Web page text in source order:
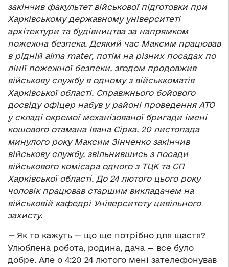
закінчив факультет військової підготовки при
Харківському державному університеті
архітектури та будівництва за напрямком
пожежна безпека. Деякий час Максим працював
в рідній alma mater, потім на різних посадах по
лінії пожежної безпеки, згодом продовжив
військову службу в одному з військкоматів
Харківської області. Справжнього бойового
досвіду офіцер набув у районі проведення АТО
у складі окремої механізованої бригади імені
кошового отамана Івана Сірка. 20 листопада
минулого року Максим Зінченко закінчив
військову службу, звільнившись з посади
військового комісара одного з ТЦК та СП
Харківської області. До 24 лютого цього року
чоловік працював старшим викладачем на
військовій кафедрі Університету цивільного
захисту.
— Як то кажуть — що ще потрібно для щастя?
Улюблена робота, родина, дача — все було
добре. Але о 4:20 24 лютого мені зателефонував